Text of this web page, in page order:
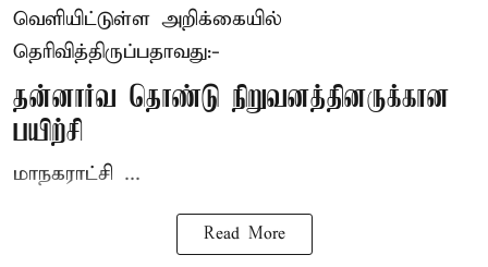
வெளியிட்டுள்ள அறிக்கையில்
தெரிவித்திருப்பதாவது:-
தன்னார்வ தொண்டு நிறுவனத்தினருக்கான
பயிற்சி
மாநகராட்சி ...
Read More